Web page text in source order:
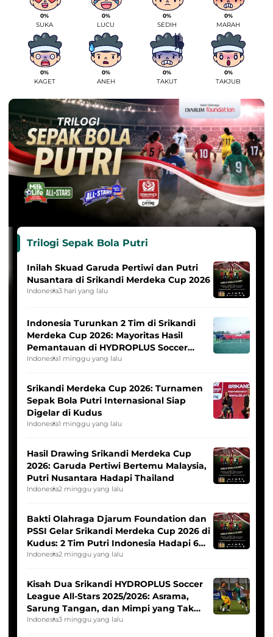
0%
SUKA
0%
LUCU
0%
SEDIH
0%
MARAH
0%
KAGET
0%
ANEH
0%
TAKUT
0%
TAKJUB
Trilogi Sepak Bola Putri
Inilah Skuad Garuda Pertiwi dan Putri
Nusantara di Srikandi Merdeka Cup 2026
Indonesia3 hari yang lalu
Indonesia Turunkan 2 Tim di Srikandi
Merdeka Cup 2026: Mayoritas Hasil
Pemantauan di HYDROPLUS Soccer
League
Indonesia1 minggu yang lalu
Srikandi Merdeka Cup 2026: Turnamen
Sepak Bola Putri Internasional Siap
Digelar di Kudus
Indonesia1 minggu yang lalu
Hasil Drawing Srikandi Merdeka Cup
2026: Garuda Pertiwi Bertemu Malaysia,
Putri Nusantara Hadapi Thailand
Indonesia2 minggu yang lalu
Bakti Olahraga Djarum Foundation dan
PSSI Gelar Srikandi Merdeka Cup 2026 di
Kudus: 2 Tim Putri Indonesia Hadapi 6
Tim Asia
Indonesia2 minggu yang lalu
Kisah Dua Srikandi HYDROPLUS Soccer
League All-Stars 2025/2026: Asrama,
Sarung Tangan, dan Mimpi yang Tak
Pernah Padam
Indonesia3 minggu yang lalu